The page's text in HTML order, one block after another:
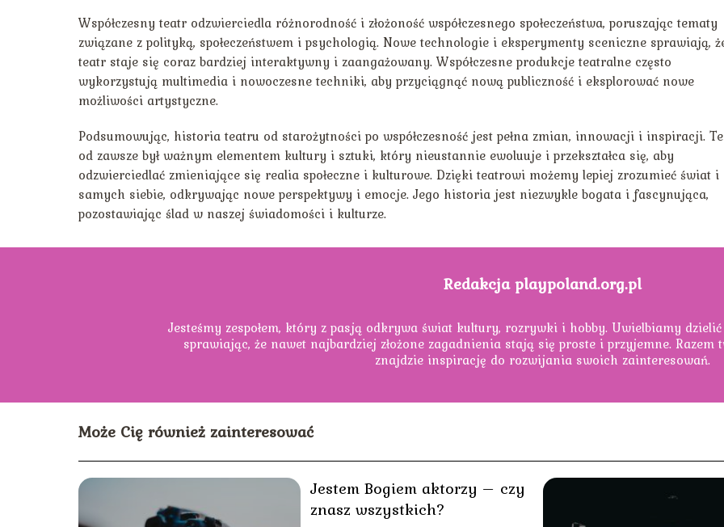
Współczesny teatr odzwierciedla różnorodność i złożoność współczesnego społeczeństwa, poruszając tematy
związane z polityką, społeczeństwem i psychologią. Nowe technologie i eksperymenty sceniczne sprawiają,
teatr staje się coraz bardziej interaktywny i zaangażowany. Współczesne produkcje teatralne często
wykorzystują multimedia i nowoczesne techniki, aby przyciągnąć nową publiczność i eksplorować nowe
możliwości artystyczne.
Podsumowując, historia teatru od starożytności po współczesność jest pełna zmian, innowacji i inspiracji.
od zawsze był ważnym elementem kultury i sztuki, który nieustannie ewoluuje i przekształca się, aby
odzwierciedlać zmieniające się realia społeczne i kulturowe. Dzięki teatrowi możemy lepiej zrozumieć świat i
samych siebie, odkrywając nowe perspektywy i emocje. Jego historia jest niezwykle bogata i fascynująca,
pozostawiając ślad w naszej świadomości i kulturze.
Redakcja playpoland.org.pl
Jesteśmy zespołem, który z pasją odkrywa świat kultury, rozrywki i hobby. Uwielbiamy
sprawiając, że nawet najbardziej złożone zagadnienia stają się proste i przyjemne.
znajdzie inspirację do rozwijania swoich zainteresowań.
Może Cię również zainteresować
Jestem Bogiem aktorzy – czy
znasz wszystkich?